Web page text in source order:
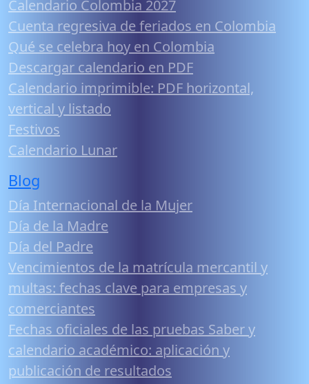
Calendario Colombia 2027
Cuenta regresiva de feriados en Colombia
Qué se celebra hoy en Colombia
Descargar calendario en PDF
Calendario imprimible: PDF horizontal,
vertical y listado
Festivos
Calendario Lunar
Blog
Día Internacional de la Mujer
Día de la Madre
Día del Padre
Vencimientos de la matrícula mercantil y
multas: fechas clave para empresas y
comerciantes
Fechas oficiales de las pruebas Saber y
calendario académico: aplicación y
publicación de resultados